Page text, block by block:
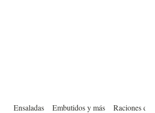
Ensaladas Embutidos y más Raciones de